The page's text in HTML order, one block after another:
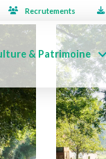
Recrutements
& Patrimoine